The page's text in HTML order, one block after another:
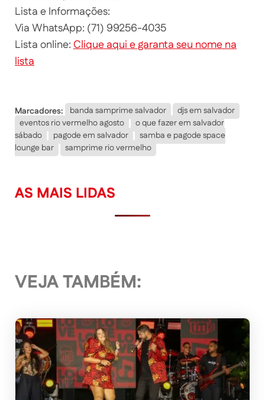
Lista e Informações:
Via WhatsApp: (71) 99256-4035
Lista online:Clique aqui e garanta seu nome na
lista
Marcadores: banda samprime salvador
djs em salvador
eventos rio vermelho agosto
o que fazer em salvador
sábado
pagode em salvador
samba e pagode space
lounge bar
samprime rio vermelho
AS MAIS LIDAS
VEJA TAMBÉM: